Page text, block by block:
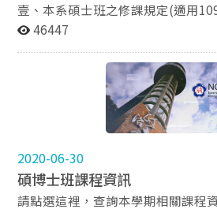
壹、本系碩士班之修課規定(適用
（一）最低畢業學分32學分，不包
前須修畢畢業學分，並且通過資格
文口試前須通過英語能力檢核，始
（三）選修外院課程（校際選課須
為限，承認為畢業學分。 （四）學
年每學期不得超過十四學分。 貳
(國際組織、政治經濟學、區域研究)
一學年四學分以上國際公法課程，
際公法課程。(補修課程不計入畢
46447
2020-06-30
碩博士班課程資訊
請點選這裡，查詢本學期相關課程